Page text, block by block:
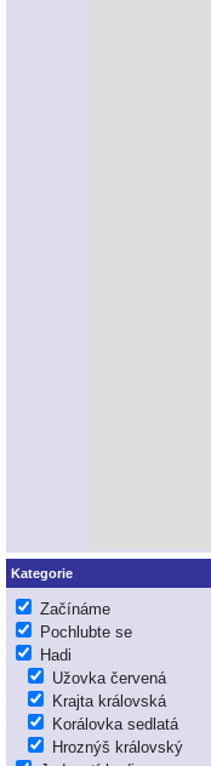
Kategorie
Začínáme
Pochlubte se
Hadi
Užovka červená
Krajta královská
Korálovka sedlatá
Hroznýš královský